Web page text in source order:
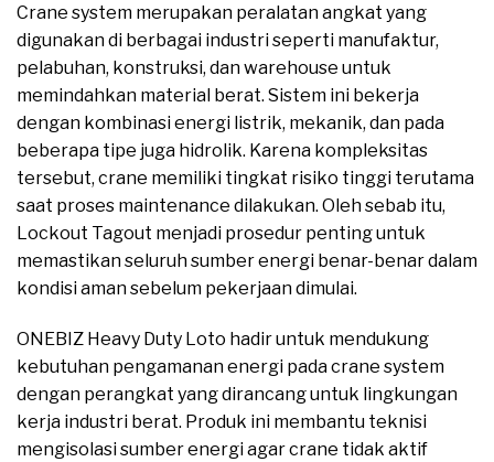
Crane system merupakan peralatan angkat yang
digunakan di berbagai industri seperti manufaktur,
pelabuhan, konstruksi, dan warehouse untuk
memindahkan material berat. Sistem ini bekerja
dengan kombinasi energi listrik, mekanik, dan pada
beberapa tipe juga hidrolik. Karena kompleksitas
tersebut, crane memiliki tingkat risiko tinggi terutama
saat proses maintenance dilakukan. Oleh sebab itu,
Lockout Tagout menjadi prosedur penting untuk
memastikan seluruh sumber energi benar-benar dalam
kondisi aman sebelum pekerjaan dimulai.
ONEBIZ Heavy Duty Loto hadir untuk mendukung
kebutuhan pengamanan energi pada crane system
dengan perangkat yang dirancang untuk lingkungan
kerja industri berat. Produk ini membantu teknisi
mengisolasi sumber energi agar crane tidak aktif